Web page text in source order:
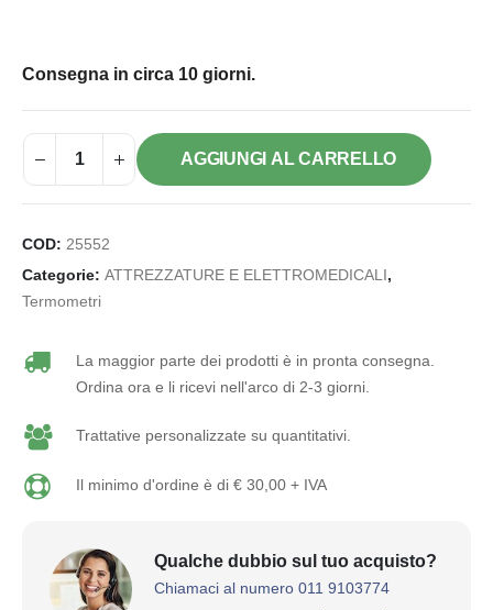
Consegna in circa 10 giorni.
AGGIUNGI AL CARRELLO
COD: 25552
Categorie: ATTREZZATURE E ELETTROMEDICALI ,
Termometri
La maggior parte dei prodotti è in pronta consegna.
Ordina ora e li ricevi nell'arco di 2-3 giorni.
Trattative personalizzate su quantitativi.
Il minimo d'ordine è di € 30,00 + IVA
Qualche dubbio sul tuo acquisto?
Chiamaci al numero 011 9103774